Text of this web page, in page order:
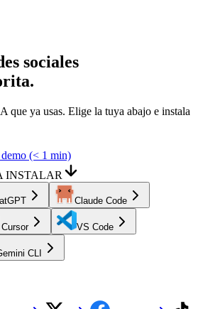
sociales
que ya usas. Elige la tuya abajo e instala
(< 1 min)
INSTALAR
Claude Code
Cursor VS Code
CLI